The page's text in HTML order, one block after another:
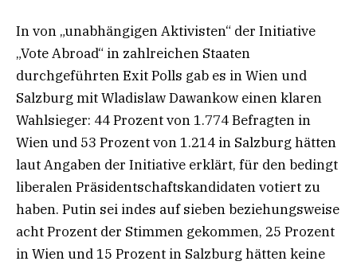
In von „unabhängigen Aktivisten“ der Initiative
„Vote Abroad“ in zahlreichen Staaten
durchgeführten Exit Polls gab es in Wien und
Salzburg mit Wladislaw Dawankow einen klaren
Wahlsieger: 44 Prozent von 1.774 Befragten in
Wien und 53 Prozent von 1.214 in Salzburg hätten
laut Angaben der Initiative erklärt, für den bedingt
liberalen Präsidentschaftskandidaten votiert zu
haben. Putin sei indes auf sieben beziehungsweise
acht Prozent der Stimmen gekommen, 25 Prozent
in Wien und 15 Prozent in Salzburg hätten keine